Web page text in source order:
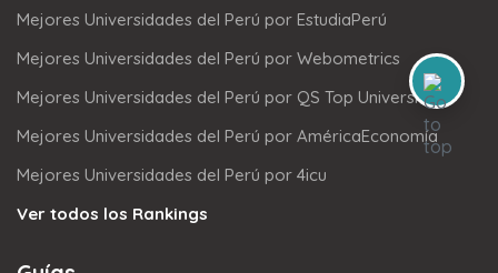
Mejores Universidades del Perú por EstudiaPerú
Mejores Universidades del Perú por Webometrics
Mejores Universidades del Perú por QS Top Universities
Mejores Universidades del Perú por AméricaEconomía
Mejores Universidades del Perú por 4icu
Ver todos los Rankings